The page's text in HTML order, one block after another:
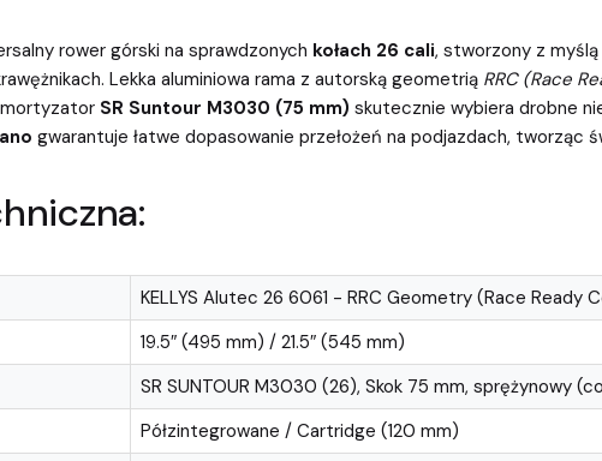
rower górski na sprawdzonych kołach 26 cali, stworzony z
Lekka aluminiowa rama z autorską geometrią RRC (Race
SR Suntour M3030 (75 mm) skutecznie wybiera drobne
gwarantuje łatwe dopasowanie przełożeń na podjazdach, tworząc
KELLYS Alutec 26 6061 - RRC Geometry (Race Ready
19.5″ (495 mm) / 21.5″ (545 mm)
SR SUNTOUR M3030 (26), Skok 75 mm, sprężynowy
Półzintegrowane / Cartridge (120 mm)